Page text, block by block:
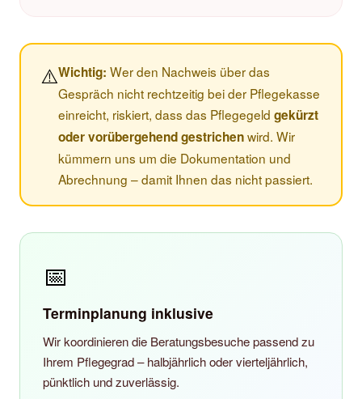
⚠️Wichtig: Wer den Nachweis über das
Gespräch nicht rechtzeitig bei der Pflegekasse
einreicht, riskiert, dass das Pflegegeld gekürzt
oder vorübergehend gestrichenwird. Wir
kümmern uns um die Dokumentation und
Abrechnung – damit Ihnen das nicht passiert.
📅
Terminplanung inklusive
Wir koordinieren die Beratungsbesuche passend zu
Ihrem Pflegegrad – halbjährlich oder vierteljährlich,
pünktlich und zuverlässig.